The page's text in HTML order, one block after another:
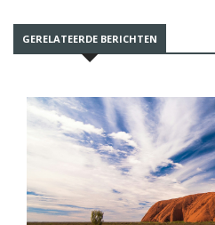
GERELATEERDE BERICHTEN